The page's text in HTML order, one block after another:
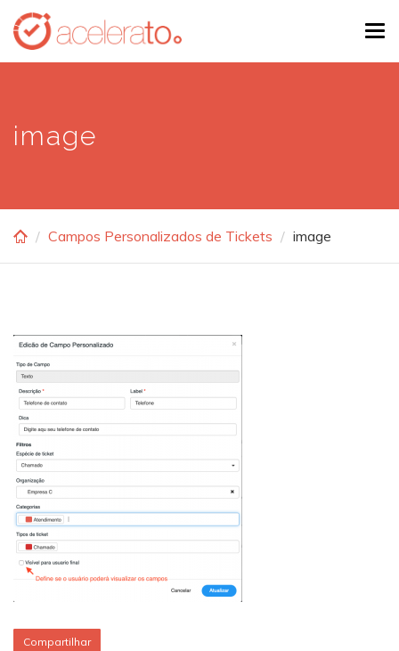
Skip
main
image
Campos Personalizados de Tickets image
Compartilhar